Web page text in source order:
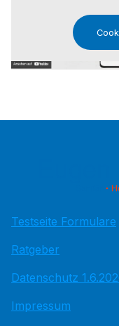
Testseite Formulare
Ratgeber
Datenschutz
Impressum